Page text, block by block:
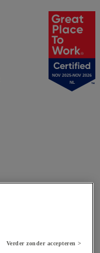
NOV 2025-NOV 2026
NL
Verder zonder accepteren >